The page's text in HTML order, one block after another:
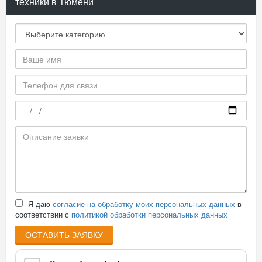
Я даю согласие на обработку моих персональных данных в
соответствии с политикой обработки персональных данных
ОСТАВИТЬ ЗАЯВКУ